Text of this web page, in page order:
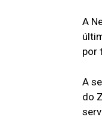
A
por
A
do